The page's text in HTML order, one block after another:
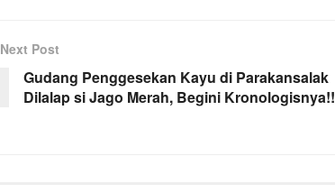
Next Post
Gudang Penggesekan Kayu di Parakansalak
Dilalap si Jago Merah, Begini Kronologisnya!!